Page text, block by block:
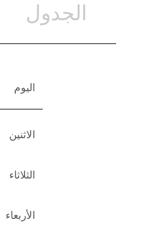
الجدول
اليوم
الاثنين
الثلاثاء
الأربعاء